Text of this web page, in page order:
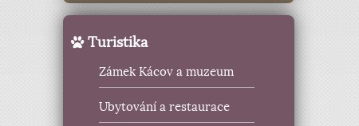
Turistika
Zámek Kácov a muzeum
Ubytování a restaurace